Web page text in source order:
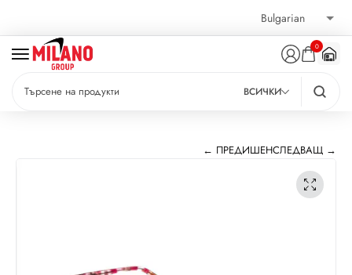
0
ВСИЧКИ
← ПРЕДИШЕНСЛЕДВАЩ →